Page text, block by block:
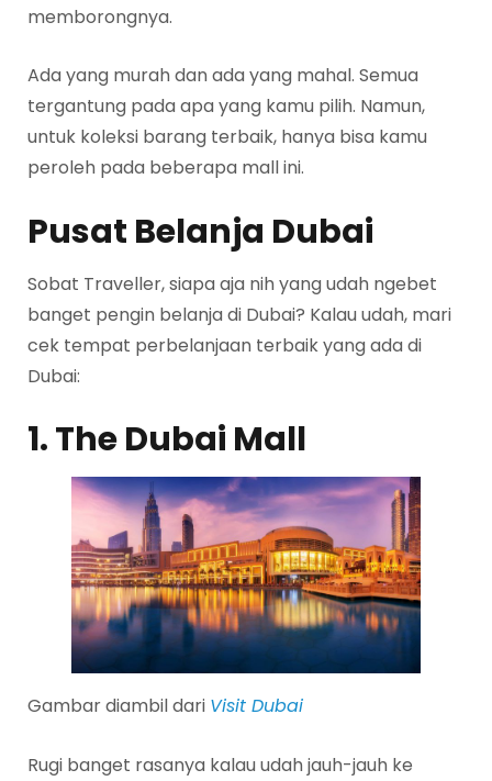
memborongnya.
Ada yang murah dan ada yang mahal. Semua
tergantung pada apa yang kamu pilih. Namun,
untuk koleksi barang terbaik, hanya bisa kamu
peroleh pada beberapa mall ini.
Pusat Belanja Dubai
Sobat Traveller, siapa aja nih yang udah ngebet
banget pengin belanja di Dubai? Kalau udah, mari
cek tempat perbelanjaan terbaik yang ada di
Dubai:
1. The Dubai Mall
Gambar diambil dari Visit Dubai
Rugi banget rasanya kalau udah jauh-jauh ke